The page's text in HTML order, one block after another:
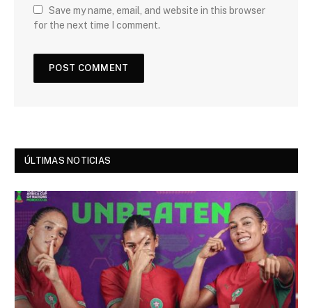
Save my name, email, and website in this browser
for the next time I comment.
ÚLTIMAS NOTICIAS